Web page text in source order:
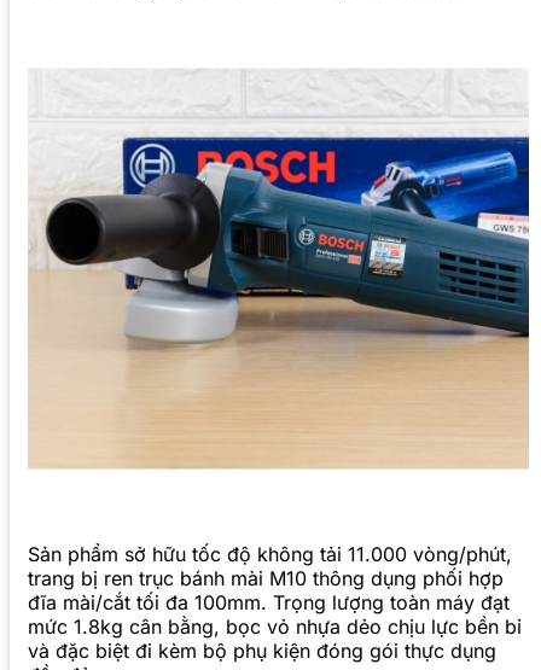
Sản phẩm sở hữu tốc độ không tải 11.000 vòng/phút,
trang bị ren trục bánh mài M10 thông dụng phối hợp
đĩa mài/cắt tối đa 100mm. Trọng lượng toàn máy đạt
mức 1.8kg cân bằng, bọc vỏ nhựa dẻo chịu lực bền bỉ
và đặc biệt đi kèm bộ phụ kiện đóng gói thực dụng